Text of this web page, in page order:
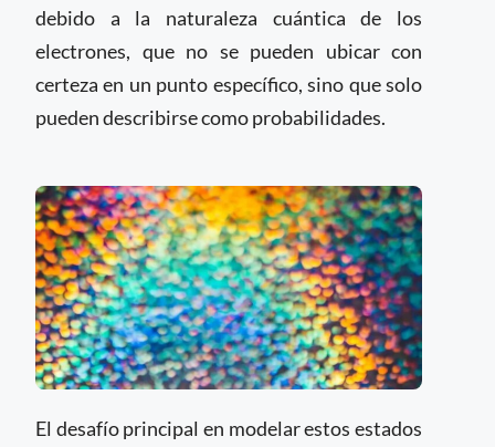
debido a la naturaleza cuántica de los
electrones, que no se pueden ubicar con
certeza en un punto específico, sino que solo
pueden describirse como probabilidades.
El desafío principal en modelar estos estados